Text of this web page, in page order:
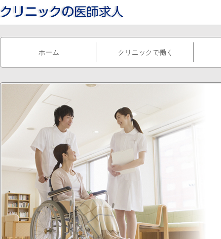
ホーム クリニックで働く